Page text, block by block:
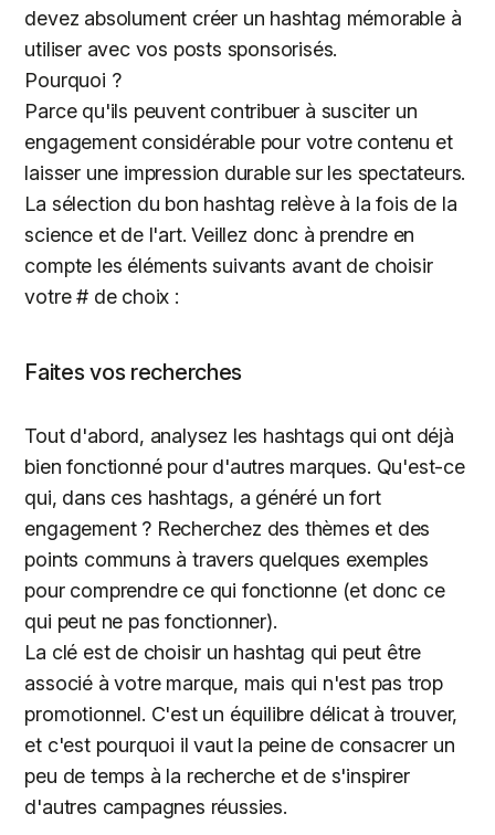
devez absolument créer un hashtag mémorable à
utiliser avec vos posts sponsorisés.
Pourquoi ?
Parce qu'ils peuvent contribuer à susciter un
engagement considérable pour votre contenu et
laisser une impression durable sur les spectateurs.
La sélection du bon hashtag relève à la fois de la
science et de l'art. Veillez donc à prendre en
compte les éléments suivants avant de choisir
votre # de choix :
Faites vos recherches
Tout d'abord, analysez les hashtags qui ont déjà
bien fonctionné pour d'autres marques. Qu'est-ce
qui, dans ces hashtags, a généré un fort
engagement ? Recherchez des thèmes et des
points communs à travers quelques exemples
pour comprendre ce qui fonctionne (et donc ce
qui peut ne pas fonctionner).
La clé est de choisir un hashtag qui peut être
associé à votre marque, mais qui n'est pas trop
promotionnel. C'est un équilibre délicat à trouver,
et c'est pourquoi il vaut la peine de consacrer un
peu de temps à la recherche et de s'inspirer
d'autres campagnes réussies.